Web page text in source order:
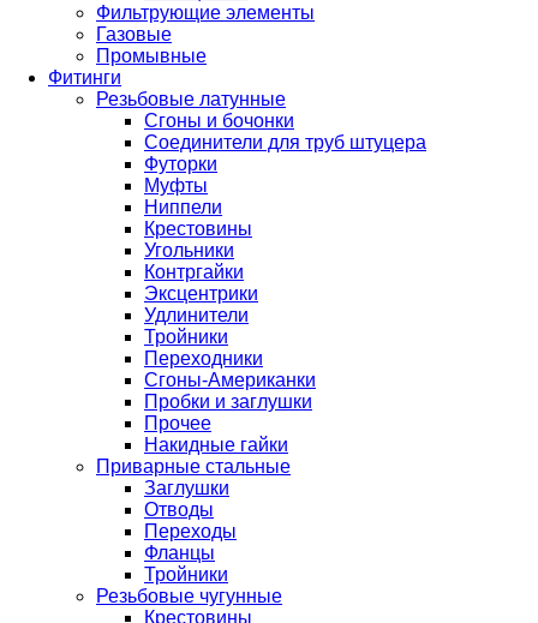
Фильтрующие элементы
Газовые
Промывные
Фитинги
Резьбовые латунные
Сгоны и бочонки
Соединители для труб штуцера
Футорки
Муфты
Ниппели
Крестовины
Угольники
Контргайки
Эксцентрики
Удлинители
Тройники
Переходники
Сгоны-Американки
Пробки и заглушки
Прочее
Накидные гайки
Приварные стальные
Заглушки
Отводы
Переходы
Фланцы
Тройники
Резьбовые чугунные
Крестовины